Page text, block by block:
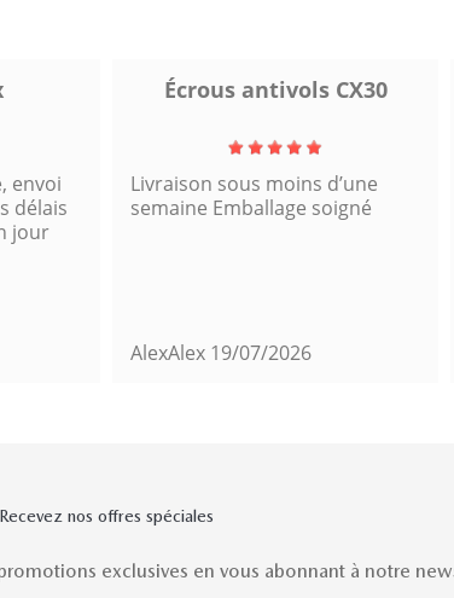
envoi
délais
jour
Écrous antivols CX30
Livraison sous moins d’une
semaine Emballage soigné
AlexAlex 19/07/2026
Recevez nos offres spéciales
exclusives en vous abonnant à notre